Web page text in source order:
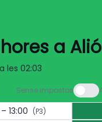
a Alió
les 02:03
Sense impostos
13:00 (P3)